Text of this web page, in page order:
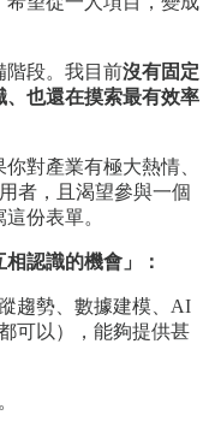
階段。我目前沒有固定
也還在摸索最有效率
對產業有極大熱情、
者，且渴望參與一個
份表單。
認識的機會」：
趨勢、數據建模、AI
可以），能夠提供甚